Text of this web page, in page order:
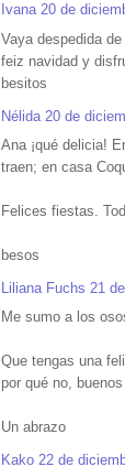
Ivana 20 de
Vaya despedida
feiz navidad y
besitos
Nélida 20 de
Ana ¡qué delicia!
traen; en casa
Felices fiestas.
besos
Liliana Fuchs 21
Me sumo a los
Que tengas una
por qué no,
Un abrazo
Kako 22 de